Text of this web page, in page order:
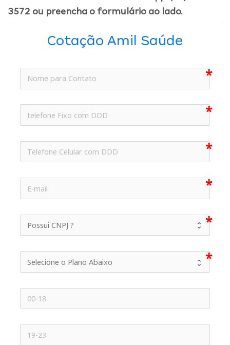
3572 ou preencha o formulário ao lado.
Cotação Amil Saúde